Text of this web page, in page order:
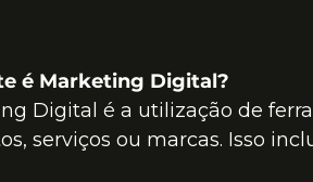
é Marketing Digital?
Digital é a utilização de
serviços ou marcas. Isso